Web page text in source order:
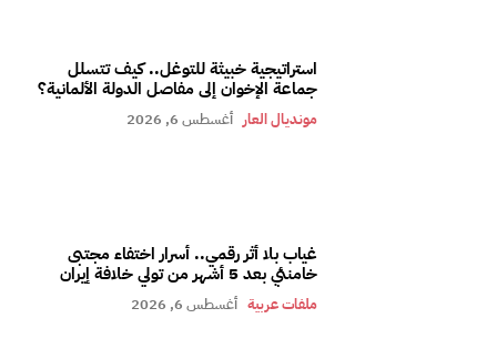
استراتيجية خبيثة للتوغل.. كيف تتسلل
جماعة الإخوان إلى مفاصل الدولة الألمانية؟
مونديال العار أغسطس 6, 2026
غياب بلا أثر رقمي.. أسرار اختفاء مجتبى
خامنئي بعد 5 أشهر من تولي خلافة إيران
ملفات عربية أغسطس 6, 2026